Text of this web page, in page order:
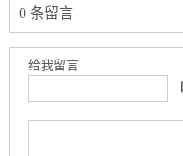
0 条留言
给我留言